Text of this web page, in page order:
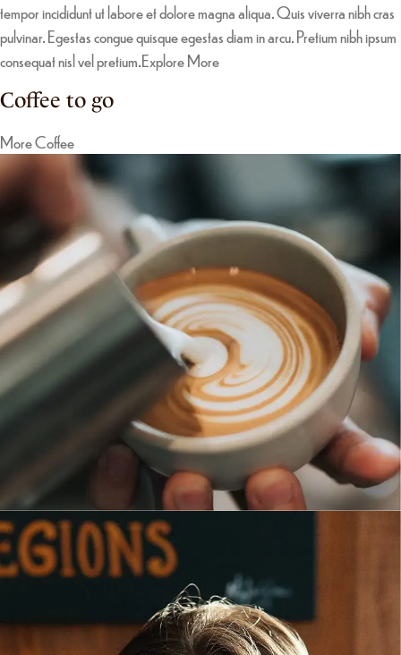
tempor incididunt ut labore et dolore magna aliqua. Quis viverra nibh cras
pulvinar. Egestas congue quisque egestas diam in arcu. Pretium nibh ipsum
consequat nisl vel pretium.Explore More
Coffee to go
More Coffee